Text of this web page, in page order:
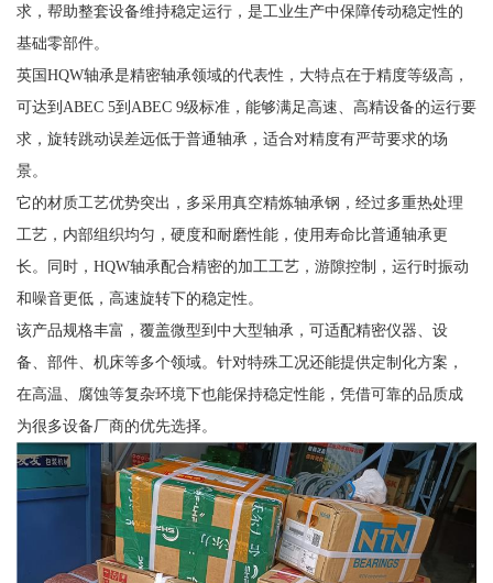
求，帮助整套设备维持稳定运行，是工业生产中保障传动稳定性的
基础零部件。
英国HQW轴承是精密轴承领域的代表性，大特点在于精度等级高，
可达到ABEC 5到ABEC 9级标准，能够满足高速、高精设备的运行要
求，旋转跳动误差远低于普通轴承，适合对精度有严苛要求的场
景。
它的材质工艺优势突出，多采用真空精炼轴承钢，经过多重热处理
工艺，内部组织均匀，硬度和耐磨性能，使用寿命比普通轴承更
长。同时，HQW轴承配合精密的加工工艺，游隙控制，运行时振动
和噪音更低，高速旋转下的稳定性。
该产品规格丰富，覆盖微型到中大型轴承，可适配精密仪器、设
备、部件、机床等多个领域。针对特殊工况还能提供定制化方案，
在高温、腐蚀等复杂环境下也能保持稳定性能，凭借可靠的品质成
为很多设备厂商的优先选择。